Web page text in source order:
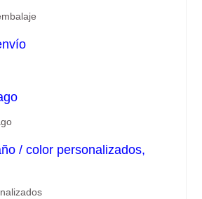
/ color personalizados,